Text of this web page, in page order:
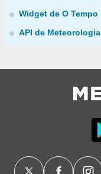
Widget de O Tempo
API de Meteorologia